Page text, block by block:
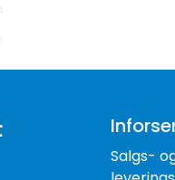
Salgs-